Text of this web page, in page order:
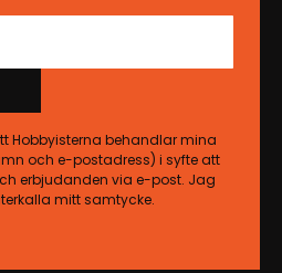
Hobbyisterna behandlar mina
och e-postadress) i syfte att
erbjudanden via e-post. Jag
mitt samtycke.